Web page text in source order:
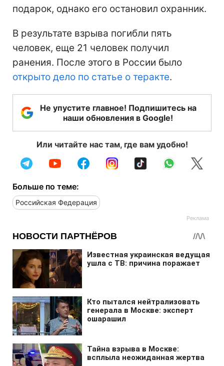
подарок, однако его остановил охранник.
В результате взрыва погибли пять
человек, еще 21 человек получил
ранения. После этого в России было
открыто дело по статье о теракте.
Не упустите главное! Подпишитесь на
наши обновления в Google!
Или читайте нас там, где вам удобно!
Больше по теме:
Российская Федерация